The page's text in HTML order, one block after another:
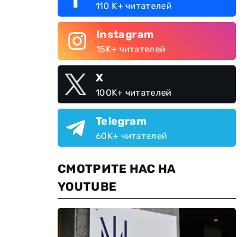
110 K+ читателей
Instagram
15K+ читателей
X
100K+ читателей
Telegram
60K+ читателей
СМОТРИТЕ НАС НА
YOUTUBE